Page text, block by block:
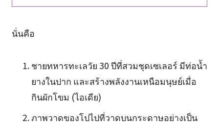
นั่นคือ
ชายทหารทะเลวัย 30 ปีที่สวมชุดเซเลอร์ มีท่อน้ำ
ยางในปาก และสร้างพลังงานเหนือมนุษย์เมื่อ
กินผักโขม (ไอเดีย)
ภาพวาดของโปไปที่วาดบนกระดาษอย่างเป็น